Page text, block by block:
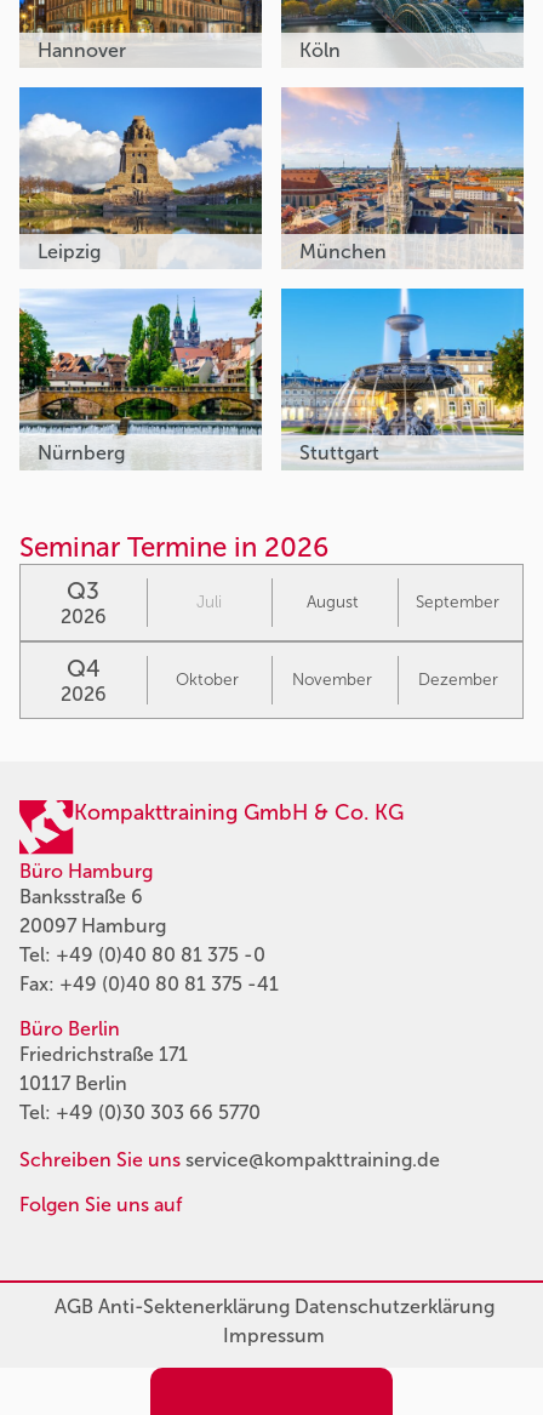
Hannover Köln
Leipzig München
Nürnberg Stuttgart
Seminar Termine in 2026
Q3
2026
Juli August September
Q4
2026
Oktober November Dezember
Kompakttraining GmbH & Co. KG
Büro Hamburg
Banksstraße 6
20097 Hamburg
Tel: +49 (0)40 80 81 375 -0
Fax: +49 (0)40 80 81 375 -41
Büro Berlin
Friedrichstraße 171
10117 Berlin
Tel: +49 (0)30 303 66 5770
Schreiben Sie uns service@kompakttraining.de
Folgen Sie uns auf
AGBAnti-SektenerklärungDatenschutzerklärung
Impressum